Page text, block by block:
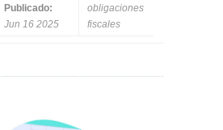
Publicado:
Jun 16 2025
obligaciones
fiscales